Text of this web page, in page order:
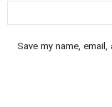
Save my name,